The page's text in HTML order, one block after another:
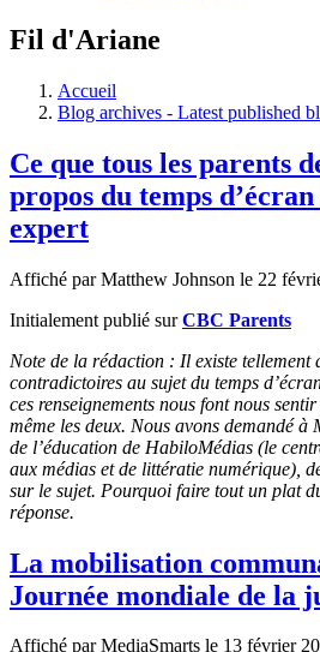
Fil d'Ariane
Accueil
Blog archives - Latest published
Ce que tous les parents
propos du temps
expert
Affiché parMatthew Johnson le 22
Initialement publié surCBC Parents
Note de la rédaction : Il existe tellement
contradictoires au sujet du temps
ces renseignements nous font nous
même les deux. Nous avons demandé à
de l’éducation de HabiloMédias (le
aux médias et de littératie numérique),
sur le sujet. Pourquoi faire tout un plat
réponse.
La mobilisation
Journée mondiale de la
Affiché parMediaSmarts le 13 février